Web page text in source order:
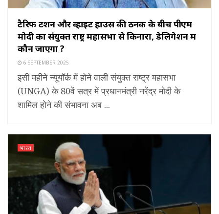
टैरिफ टेंशन और व्हाइट हाउस की ठनक के बीच पीएम
मोदी का संयुक्त राष्ट्र महासभा से किनारा, डेलिगेशन में
कौन जाएगा ?
6 SEPTEMBER 2025
इसी महीने न्यूयॉर्क में होने वाली संयुक्त राष्ट्र महासभा
(UNGA) के 80वें सत्र में प्रधानमंत्री नरेंद्र मोदी के
शामिल होने की संभावना अब ...
भारत